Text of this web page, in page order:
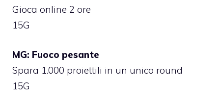
Gioca online 2 ore
15G
MG: Fuoco pesante
Spara 1.000 proiettili in un unico round
15G